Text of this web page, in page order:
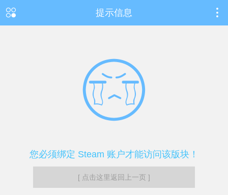
提示信息
您必须绑定 Steam 账户才能访问该版块！
[ 点击这里返回上一页 ]